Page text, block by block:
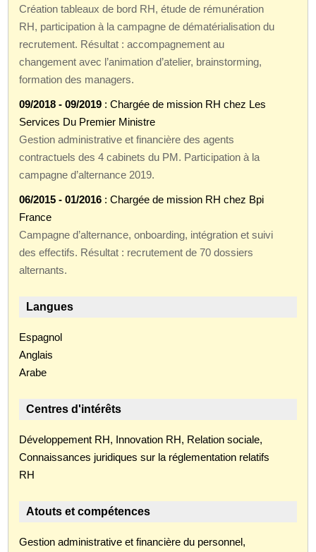
Création tableaux de bord RH, étude de rémunération
RH, participation à la campagne de dématérialisation du
recrutement. Résultat : accompagnement au
changement avec l’animation d’atelier, brainstorming,
formation des managers.
09/2018 - 09/2019 : Chargée de mission RH chez Les
Services Du Premier Ministre
Gestion administrative et financière des agents
contractuels des 4 cabinets du PM. Participation à la
campagne d’alternance 2019.
06/2015 - 01/2016 : Chargée de mission RH chez Bpi
France
Campagne d’alternance, onboarding, intégration et suivi
des effectifs. Résultat : recrutement de 70 dossiers
alternants.
Langues
Espagnol
Anglais
Arabe
Centres d'intérêts
Développement RH, Innovation RH, Relation sociale,
Connaissances juridiques sur la réglementation relatifs
RH
Atouts et compétences
Gestion administrative et financière du personnel,